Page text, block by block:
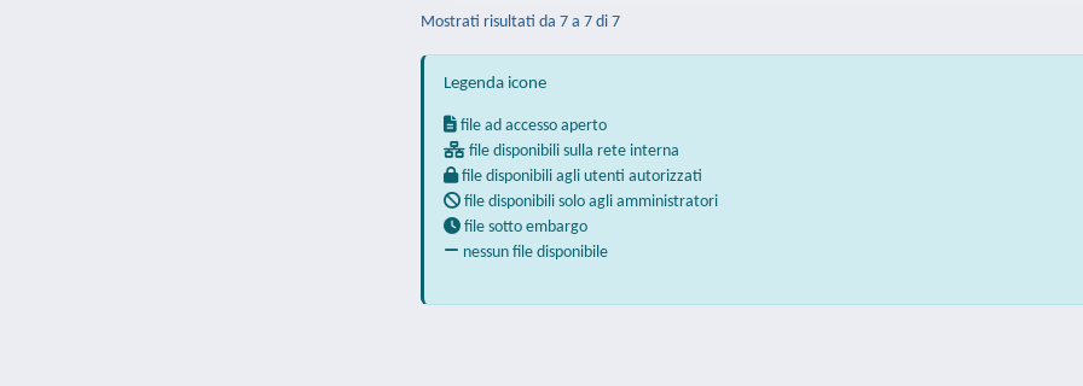
Mostrati risultati da 7 a 7 di 7
Legenda icone
file ad accesso aperto
file disponibili sulla rete interna
file disponibili agli utenti autorizzati
file disponibili solo agli amministratori
file sotto embargo
nessun file disponibile